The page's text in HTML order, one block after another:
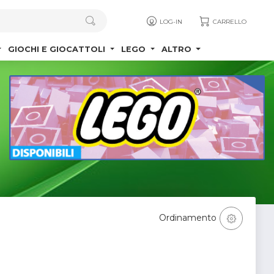
LOG-IN CARRELLO
GIOCHI E GIOCATTOLI LEGO ALTRO
Ordinamento